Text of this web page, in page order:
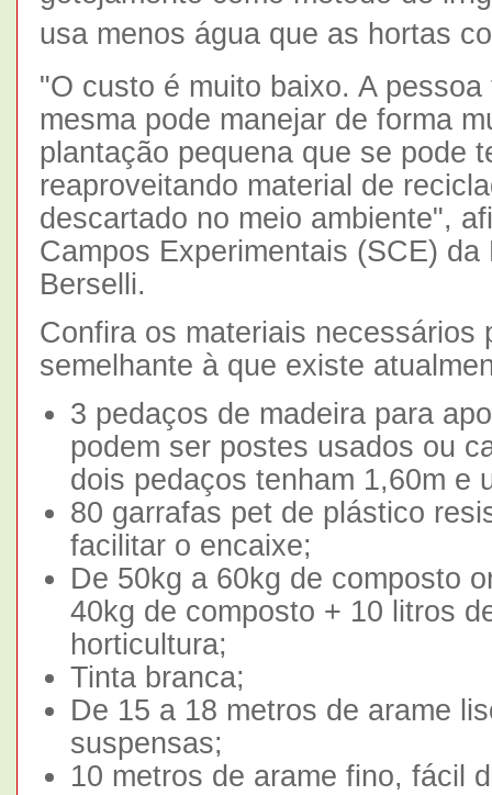
usa menos água que as hortas
"O custo é muito baixo. A
mesma pode manejar de forma
plantação pequena que se pode
reaproveitando material de
descartado no meio ambiente",
Campos Experimentais (SCE)
Berselli.
Confira os materiais necessários
semelhante à que existe
3 pedaços de madeira para
podem ser postes usados ou
dois pedaços tenham 1,60m e
80 garrafas pet de plástico
facilitar o encaixe;
De 50kg a 60kg de composto
40kg de composto + 10 litros
horticultura;
Tinta branca;
De 15 a 18 metros de arame
suspensas;
10 metros de arame fino, fácil